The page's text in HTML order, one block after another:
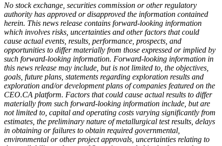
No stock exchange, securities commission or other regulatory
authority has approved or disapproved the information contained
herein. This news release contains forward-looking information
which involves risks, uncertainties and other factors that could
cause actual events, results, performance, prospects, and
opportunities to differ materially from those expressed or implied by
such forward-looking information. Forward-looking information in
this news release may include, but is not limited to, the objectives,
goals, future plans, statements regarding exploration results and
exploration and/or development plans of companies featured on the
CEO.CA platform. Factors that could cause actual results to differ
materially from such forward-looking information include, but are
not limited to, capital and operating costs varying significantly from
estimates, the preliminary nature of metallurgical test results, delays
in obtaining or failures to obtain required governmental,
environmental or other project approvals, uncertainties relating to